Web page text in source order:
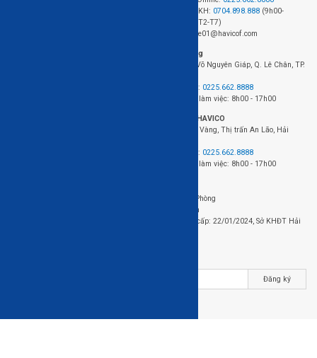
Hotline CSKH: 0704.898.888 (9h00-
18h00, từ T2-T7)
Email: sale01@havicof.com
Văn phòng
423+424 Võ Nguyên Giáp, Q. Lê Chân, TP.
Điện thoại: 0225.662.8888
Thời gian làm việc: 8h00 - 17h00
Nhà máy HAVICO
Chân Cầu Vàng, Thị trấn An Lão, Hải
Điện thoại: 0225.662.8888
Thời gian làm việc: 8h00 - 17h00
Địa chỉ: 423+424 Võ Nguyên Giáp, Q. Lê Chân, TP. Hải Phòng
Điện thoại: 0225.662.8888 - Email: sale01@havicof.com
Mã số thuế / Mã số doanh nghiệp: 0202229723, Ngày cấp: 22/01/2024, Sở KHĐT Hải
Đăng ký